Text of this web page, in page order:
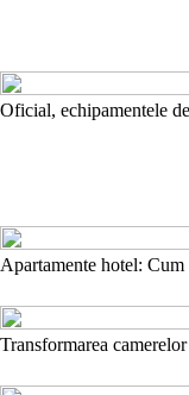
Oficial, echipamentele
Apartamente hotel:
Transformarea